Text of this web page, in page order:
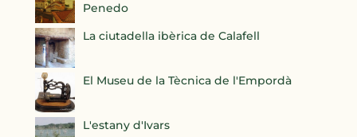
Penedo
La ciutadella ibèrica de Calafell
El Museu de la Tècnica de l'Empordà
L'estany d'Ivars